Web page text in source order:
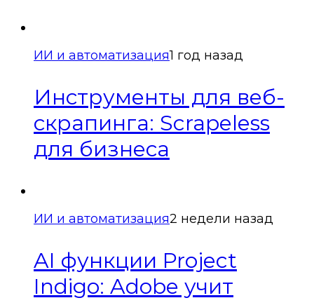
ИИ и автоматизация1 год назад
Инструменты для веб-
скрапинга: Scrapeless
для бизнеса
ИИ и автоматизация2 недели назад
AI функции Project
Indigo: Adobe учит